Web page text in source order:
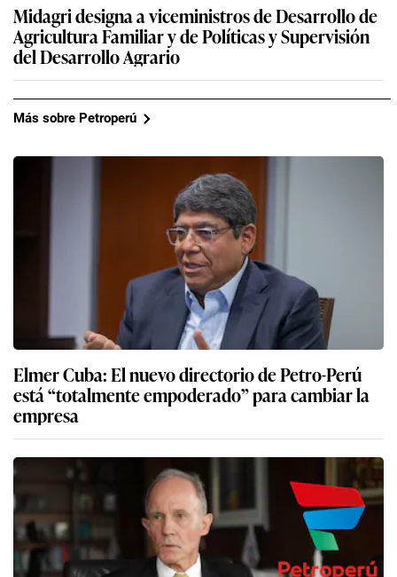
Midagri designa a viceministros de Desarrollo de
Agricultura Familiar y de Políticas y Supervisión
del Desarrollo Agrario
Más sobre Petroperú
Elmer Cuba: El nuevo directorio de Petro-Perú
está “totalmente empoderado” para cambiar la
empresa